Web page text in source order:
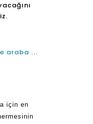
Hangi küçük akıllı HEPA otomotiv hava temizleyici negatif iyon ile araba için en iyisidir?
için en